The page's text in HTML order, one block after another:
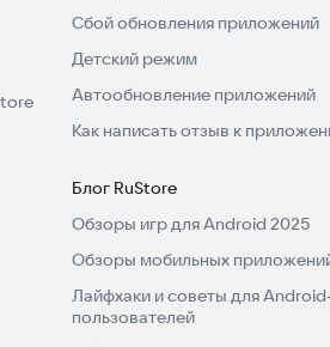
Сбой обновления приложений
Детский режим
Автообновление приложений
Как написать отзыв к
Блог RuStore
Обзоры игр для Android 2025
Обзоры мобильных
Лайфхаки и советы для
пользователей